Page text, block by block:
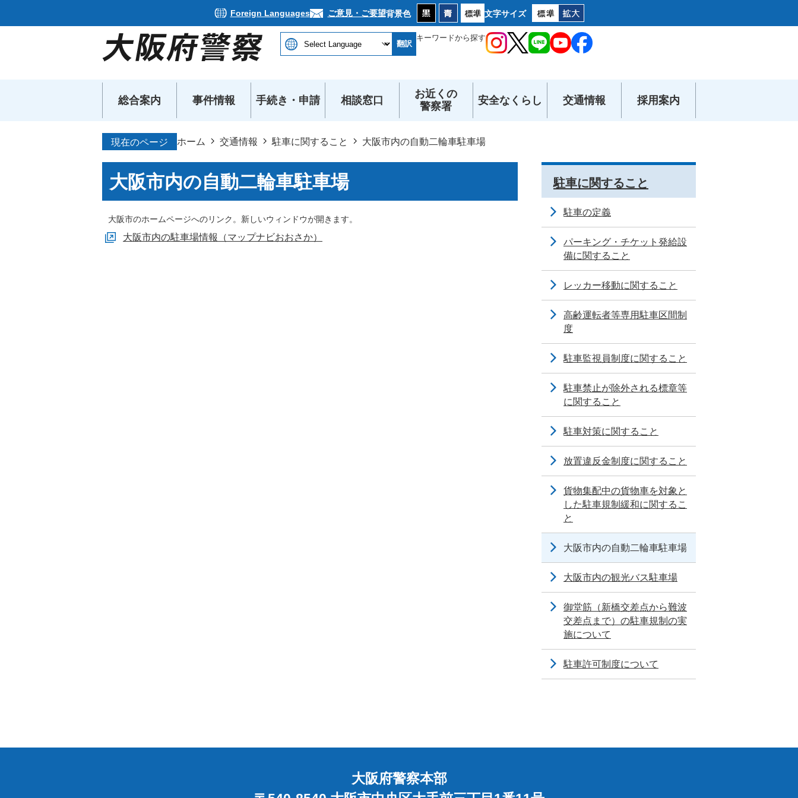
Foreign Languages ご意見・ご要望背景色 文字サイズ
翻訳
キーワードから探す
総合案内 事件情報 手続き・申請 相談窓口
お近くの
警察署
安全なくらし 交通情報 採用案内
現在のページ ホーム 交通情報 駐車に関すること 大阪市内の自動二輪車駐車場
大阪市内の自動二輪車駐車場
大阪市のホームページへのリンク。新しいウィンドウが開きます。
大阪市内の駐車場情報（マップナビおおさか）
駐車に関すること
駐車の定義
パーキング・チケット発給設
備に関すること
レッカー移動に関すること
高齢運転者等専用駐車区間制
度
駐車監視員制度に関すること
駐車禁止が除外される標章等
に関すること
駐車対策に関すること
放置違反金制度に関すること
貨物集配中の貨物車を対象と
した駐車規制緩和に関するこ
と
大阪市内の自動二輪車駐車場
大阪市内の観光バス駐車場
御堂筋（新橋交差点から難波
交差点まで）の駐車規制の実
施について
駐車許可制度について
大阪府警察本部